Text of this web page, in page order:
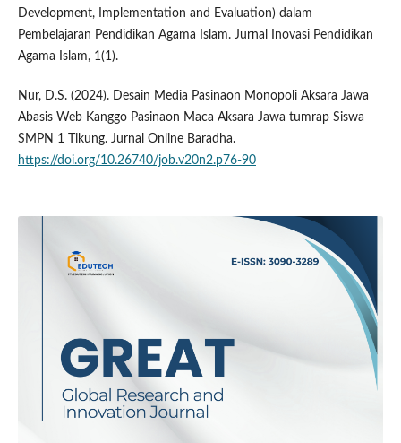
Development, Implementation and Evaluation) dalam
Pembelajaran Pendidikan Agama Islam. Jurnal Inovasi Pendidikan
Agama Islam, 1(1).
Nur, D.S. (2024). Desain Media Pasinaon Monopoli Aksara Jawa
Abasis Web Kanggo Pasinaon Maca Aksara Jawa tumrap Siswa
SMPN 1 Tikung. Jurnal Online Baradha.
https://doi.org/10.26740/job.v20n2.p76-90